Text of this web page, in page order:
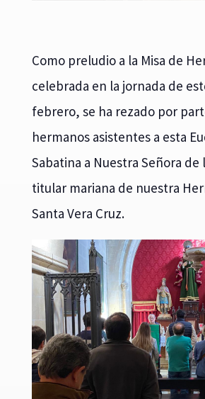
Como preludio a la Misa de
celebrada en la jornada de
febrero, se ha rezado por
hermanos asistentes a esta
Sabatina a Nuestra Señora de
titular mariana de nuestra
Santa Vera Cruz.